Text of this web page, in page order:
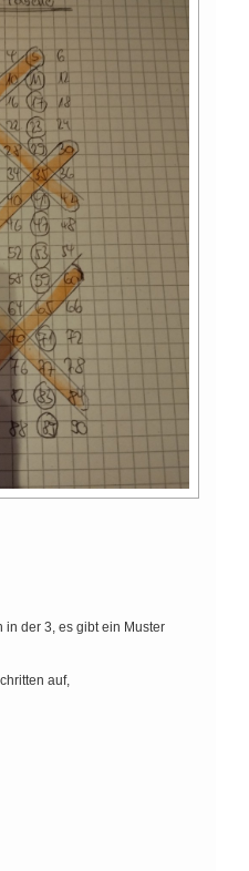
in der 3, es gibt ein Muster
auf,